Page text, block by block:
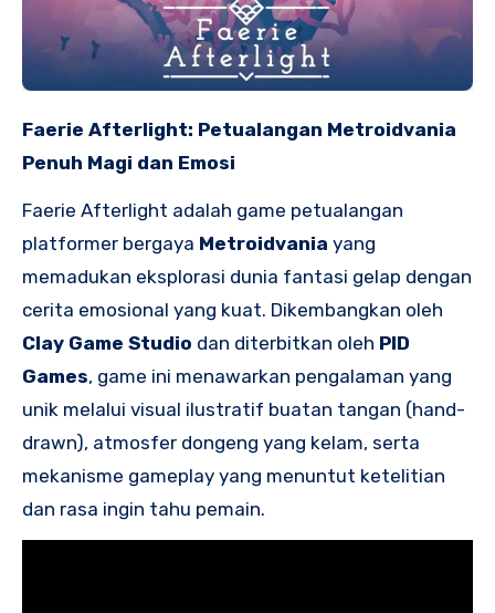
Faerie Afterlight: Petualangan Metroidvania
Penuh Magi dan Emosi
Faerie Afterlight adalah game petualangan
platformer bergaya Metroidvania yang
memadukan eksplorasi dunia fantasi gelap dengan
cerita emosional yang kuat. Dikembangkan oleh
Clay Game Studio dan diterbitkan oleh PID
Games, game ini menawarkan pengalaman yang
unik melalui visual ilustratif buatan tangan (hand-
drawn), atmosfer dongeng yang kelam, serta
mekanisme gameplay yang menuntut ketelitian
dan rasa ingin tahu pemain.